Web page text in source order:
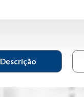
Descrição